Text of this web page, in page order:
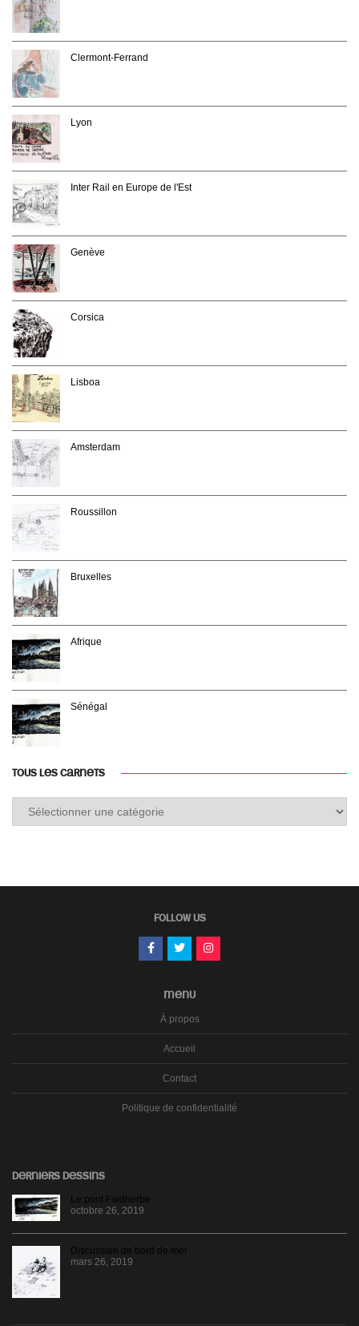
Clermont-Ferrand
Lyon
Inter Rail en Europe de l'Est
Genève
Corsica
Lisboa
Amsterdam
Roussillon
Bruxelles
Afrique
Sénégal
TOUS LES CARNETS
FOLLOW US
MENU
À propos
Accueil
Contact
Politique de confidentialité
DERNIERS DESSINS
Le pont Faidherbe
octobre 26, 2019
Discussion de bord de mer
mars 26, 2019